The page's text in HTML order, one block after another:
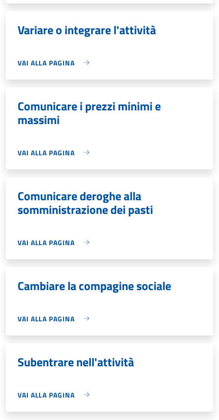
Variare o integrare l'attività
VAI ALLA PAGINA
Comunicare i prezzi minimi e
massimi
VAI ALLA PAGINA
Comunicare deroghe alla
somministrazione dei pasti
VAI ALLA PAGINA
Cambiare la compagine sociale
VAI ALLA PAGINA
Subentrare nell'attività
VAI ALLA PAGINA